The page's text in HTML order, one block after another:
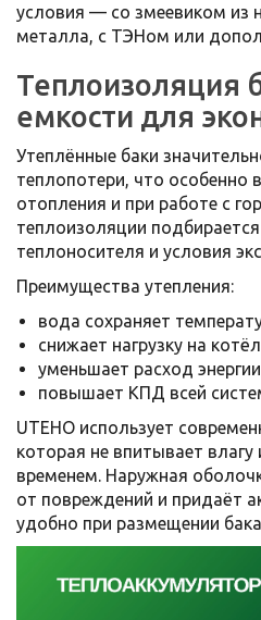
условия — со змеевиком из
металла, с ТЭНом или
Теплоизоляция
емкости для
Утеплённые баки
теплопотери, что особенно
отопления и при работе с
теплоизоляции
теплоносителя и условия
Преимущества утепления:
вода сохраняет
снижает нагрузку на
уменьшает расход
повышает КПД всей
UTEHO использует
которая не впитывает
временем. Наружная
от повреждений и придаёт
удобно при размещении